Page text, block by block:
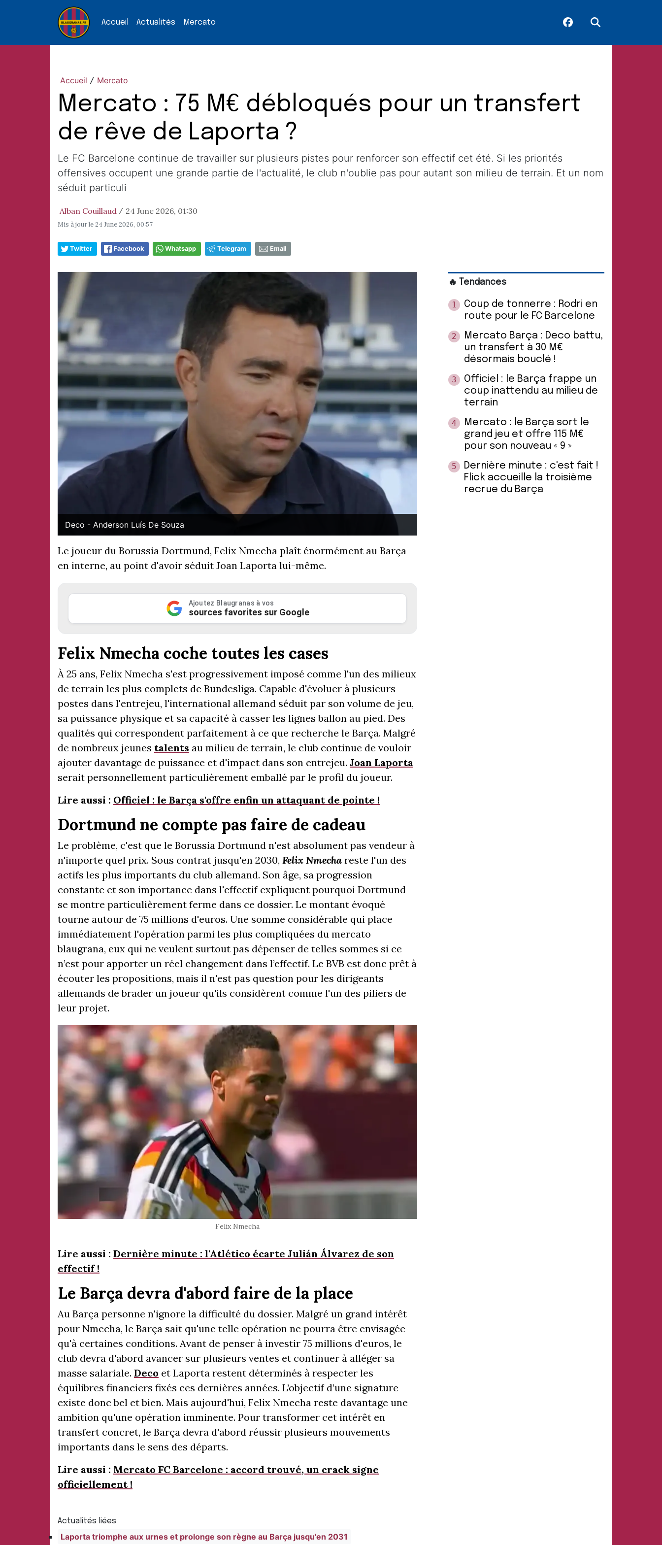
Accueil Actualités Mercato
Accueil / Mercato
Mercato : 75 M€ débloqués pour un transfert
de rêve de Laporta ?
Le FC Barcelone continue de travailler sur plusieurs pistes pour renforcer son effectif cet été. Si les priorités
offensives occupent une grande partie de l'actualité, le club n'oublie pas pour autant son milieu de terrain. Et un nom
séduit particuli
Alban Couillaud / 24 June 2026, 01:30
Mis à jour le24 June 2026, 00:57
Twitter Facebook Whatsapp Telegram Email
Deco - Anderson Luís De Souza
Le joueur du Borussia Dortmund, Felix Nmecha plaît énormément au Barça
en interne, au point d'avoir séduit Joan Laporta lui-même.
Ajoutez Blaugranas à vos
sources favorites sur Google
Felix Nmecha coche toutes les cases
À 25 ans, Felix Nmecha s'est progressivement imposé comme l'un des milieux
de terrain les plus complets de Bundesliga. Capable d'évoluer à plusieurs
postes dans l'entrejeu, l'international allemand séduit par son volume de jeu,
sa puissance physique et sa capacité à casser les lignes ballon au pied. Des
qualités qui correspondent parfaitement à ce que recherche le Barça. Malgré
de nombreux jeunes talents au milieu de terrain, le club continue de vouloir
ajouter davantage de puissance et d'impact dans son entrejeu. Joan Laporta
serait personnellement particulièrement emballé par le profil du joueur.
Lire aussi : Officiel : le Barça s'offre enfin un attaquant de pointe !
Dortmund ne compte pas faire de cadeau
Le problème, c'est que le Borussia Dortmund n'est absolument pas vendeur à
n'importe quel prix. Sous contrat jusqu'en 2030, Felix Nmecha reste l'un des
actifs les plus importants du club allemand. Son âge, sa progression
constante et son importance dans l'effectif expliquent pourquoi Dortmund
se montre particulièrement ferme dans ce dossier. Le montant évoqué
tourne autour de 75 millions d'euros. Une somme considérable qui place
immédiatement l'opération parmi les plus compliquées du mercato
blaugrana, eux qui ne veulent surtout pas dépenser de telles sommes si ce
n’est pour apporter un réel changement dans l’effectif. Le BVB est donc prêt à
écouter les propositions, mais il n'est pas question pour les dirigeants
allemands de brader un joueur qu'ils considèrent comme l'un des piliers de
leur projet.
Felix Nmecha
Lire aussi : Dernière minute : l'Atlético écarte Julián Álvarez de son
effectif !
Le Barça devra d'abord faire de la place
Au Barça personne n'ignore la difficulté du dossier. Malgré un grand intérêt
pour Nmecha, le Barça sait qu'une telle opération ne pourra être envisagée
qu'à certaines conditions. Avant de penser à investir 75 millions d'euros, le
club devra d'abord avancer sur plusieurs ventes et continuer à alléger sa
masse salariale. Deco et Laporta restent déterminés à respecter les
équilibres financiers fixés ces dernières années. L’objectif d’une signature
existe donc bel et bien. Mais aujourd'hui, Felix Nmecha reste davantage une
ambition qu'une opération imminente. Pour transformer cet intérêt en
transfert concret, le Barça devra d'abord réussir plusieurs mouvements
importants dans le sens des départs.
Lire aussi : Mercato FC Barcelone : accord trouvé, un crack signe
officiellement !
Actualités liées
Laporta triomphe aux urnes et prolonge son règne au Barça jusqu'en 2031
🔥 Tendances
1
Coup de tonnerre : Rodri en
route pour le FC Barcelone
2
Mercato Barça : Deco battu,
un transfert à 30 M€
désormais bouclé !
3
Officiel : le Barça frappe un
coup inattendu au milieu de
terrain
4
Mercato : le Barça sort le
grand jeu et offre 115 M€
pour son nouveau « 9 »
5
Dernière minute : c'est fait !
Flick accueille la troisième
recrue du Barça